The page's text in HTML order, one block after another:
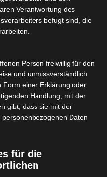
ist
Verantwortung des
befugt sind, die
Person freiwillig für den
und unmissverständlich
Form einer Erklärung oder
Handlung, mit der
gibt, dass sie mit der
Daten
für die